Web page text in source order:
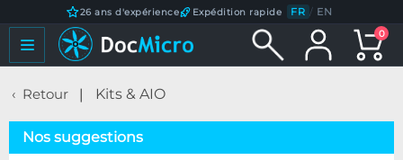
26 ans d'expérience Expédition rapide FR / EN
0
Retour Kits & AIO
Nos suggestions